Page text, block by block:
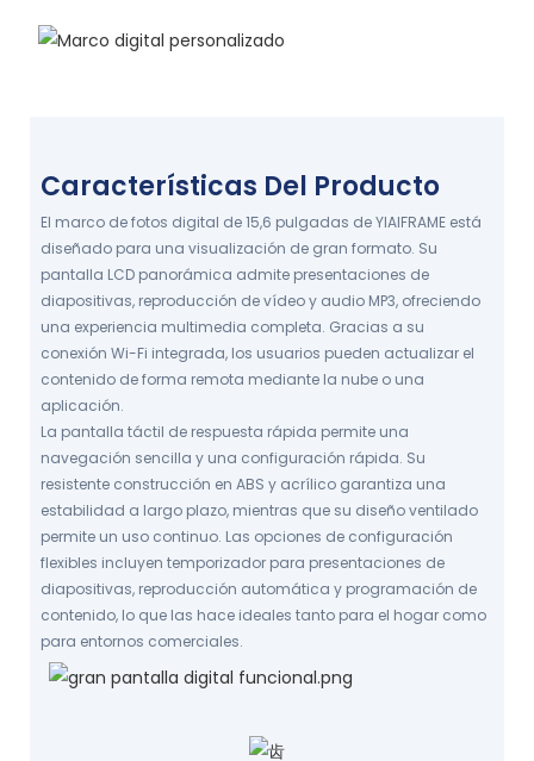
Características Del Producto
El marco de fotos digital de 15,6 pulgadas de YIAIFRAME está
diseñado para una visualización de gran formato. Su
pantalla LCD panorámica admite presentaciones de
diapositivas, reproducción de vídeo y audio MP3, ofreciendo
una experiencia multimedia completa. Gracias a su
conexión Wi-Fi integrada, los usuarios pueden actualizar el
contenido de forma remota mediante la nube o una
aplicación.
La pantalla táctil de respuesta rápida permite una
navegación sencilla y una configuración rápida. Su
resistente construcción en ABS y acrílico garantiza una
estabilidad a largo plazo, mientras que su diseño ventilado
permite un uso continuo. Las opciones de configuración
flexibles incluyen temporizador para presentaciones de
diapositivas, reproducción automática y programación de
contenido, lo que las hace ideales tanto para el hogar como
para entornos comerciales.